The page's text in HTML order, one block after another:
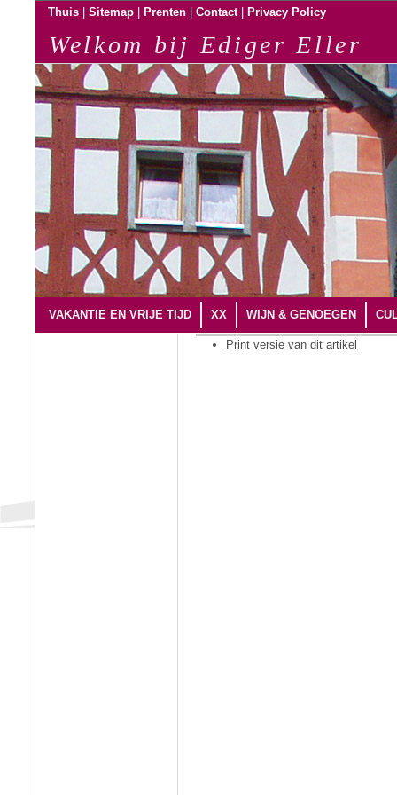
Thuis Sitemap Prenten Contact Privacy Policy
Welkom bij Ediger Eller
VAKANTIE EN VRIJE TIJD XX WIJN & GENOEGEN
Print versie van dit artikel